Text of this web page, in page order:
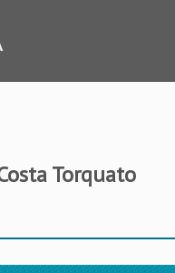
Torquato